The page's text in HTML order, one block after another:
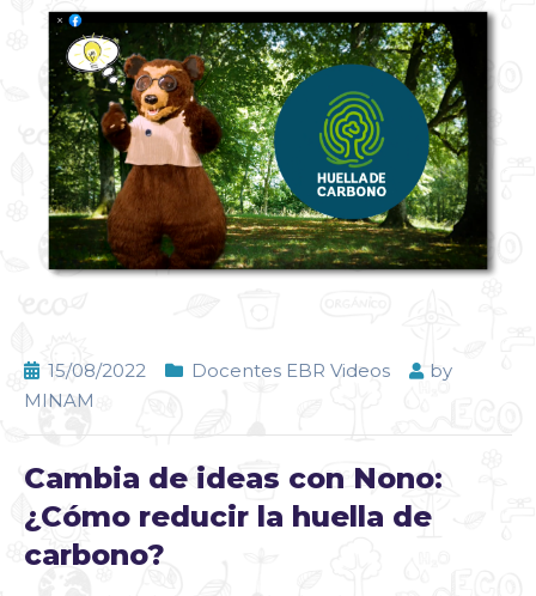
15/08/2022 Docentes EBR Videos
by
MINAM
Cambia de ideas con Nono:
¿Cómo reducir la huella de
carbono?